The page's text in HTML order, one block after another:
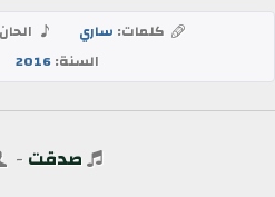
كلمات: ساري
السنة:2016
صدقت -